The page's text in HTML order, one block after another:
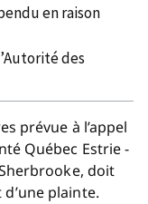
en raison
des
prévue à l’appel
Québec Estrie -
doit
plainte.